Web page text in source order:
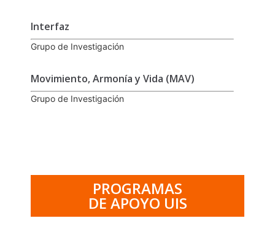
Interfaz
Grupo de Investigación
Movimiento, Armonía y Vida (MAV)
Grupo de Investigación
PROGRAMAS
DE APOYO UIS